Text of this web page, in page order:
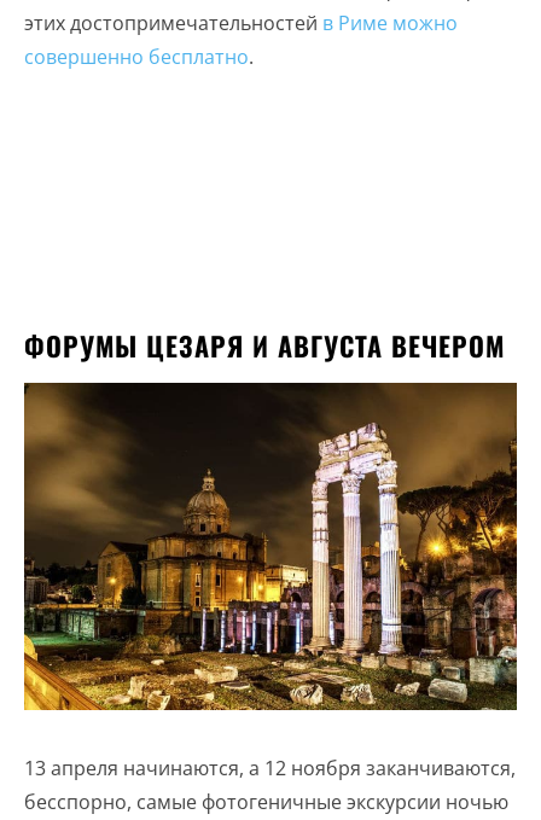
этих достопримечательностей в Риме можно
совершенно бесплатно.
ФОРУМЫ ЦЕЗАРЯ И АВГУСТА ВЕЧЕРОМ
13 апреля начинаются, а 12 ноября заканчиваются,
бесспорно, самые фотогеничные экскурсии ночью